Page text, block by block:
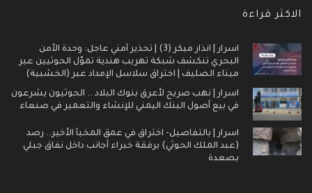
الاكثر قراءة
اسرار | انذار مبكر (3) | تحذير أمني عاجل: وحدة الأمن
البحري تنكشف شبكة تهريب هندية تموّل الحوثيين عبر
ميناء الصليف | اختراق سلاسل الإمداد عبر (الخشبية)
اسرار | نهب صريح لأعرق بنوك البلاد .. الحوثيون يشرعون
في بيع أصول البنك اليمني للإنشاء والتعمير في صنعاء
اسرار | بالتفاصيل- اختراق في عمق المخبأ الأخير.. رصد
(عبد الملك الحوثي) برفقة خبراء أجانب داخل نفاق جبلي
بصعدة